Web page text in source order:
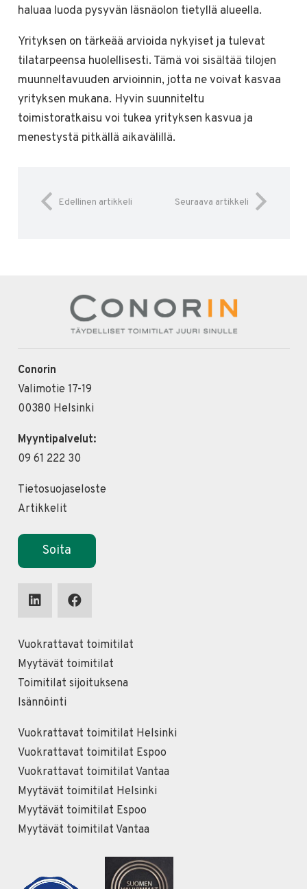
haluaa luoda pysyvän läsnäolon tietyllä alueella.
Yrityksen on tärkeää arvioida nykyiset ja tulevat
tilatarpeensa huolellisesti. Tämä voi sisältää tilojen
muunneltavuuden arvioinnin, jotta ne voivat kasvaa
yrityksen mukana. Hyvin suunniteltu
toimistoratkaisu voi tukea yrityksen kasvua ja
menestystä pitkällä aikavälillä.
Edellinen artikkeli Seuraava artikkeli
Conorin
Valimotie 17-19
00380 Helsinki
Myyntipalvelut:
09 61 222 30
Tietosuojaseloste
Artikkelit
Soita
Vuokrattavat toimitilat
Myytävät toimitilat
Toimitilat sijoituksena
Isännöinti
Vuokrattavat toimitilat Helsinki
Vuokrattavat toimitilat Espoo
Vuokrattavat toimitilat Vantaa
Myytävät toimitilat Helsinki
Myytävät toimitilat Espoo
Myytävät toimitilat Vantaa